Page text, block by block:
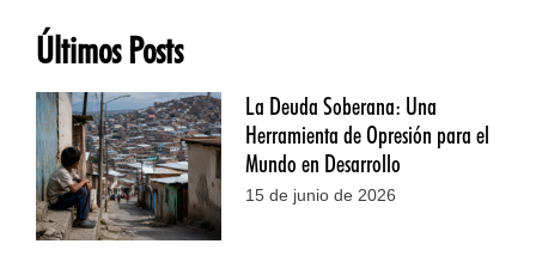
Últimos Posts
La Deuda Soberana: Una
Herramienta de Opresión para el
Mundo en Desarrollo
15 de junio de 2026